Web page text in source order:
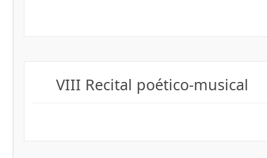
VIII Recital poético-musical